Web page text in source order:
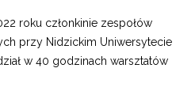
roku członkinie zespołów
przy Nidzickim Uniwersytecie
w 40 godzinach warsztatów